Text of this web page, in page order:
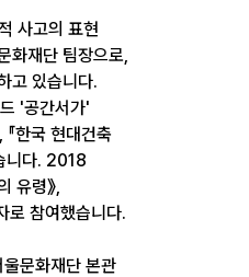
사고의 표현
화재단 팀장으로,
고 있습니다.
'공간서가'
한국 현대건축
니다. 2018
유령》,
로 참여했습니다.
문화재단 본관